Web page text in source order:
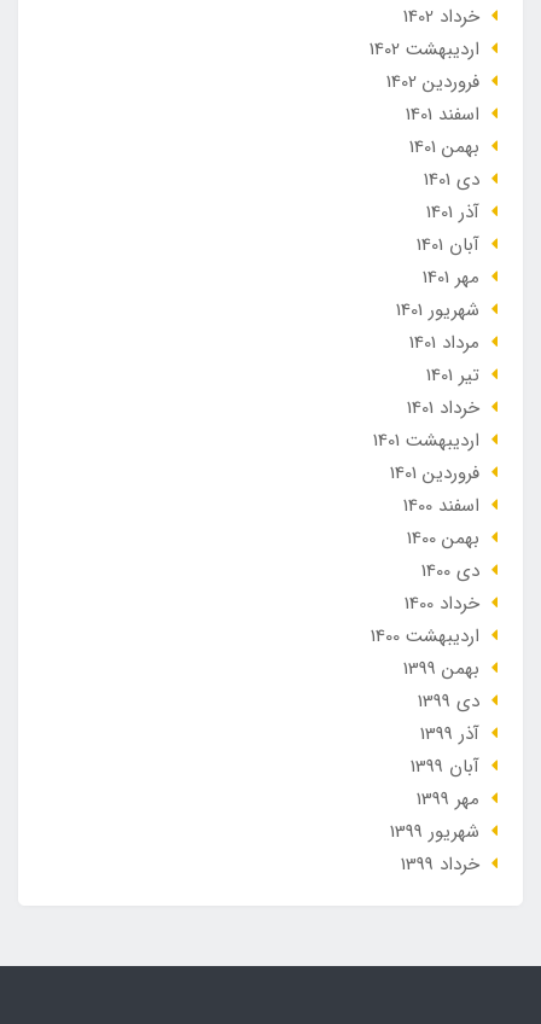
خرداد 1402
ارديبهشت 1402
فروردین 1402
اسفند 1401
بهمن 1401
دی 1401
آذر 1401
آبان 1401
مهر 1401
شهریور 1401
مرداد 1401
تير 1401
خرداد 1401
ارديبهشت 1401
فروردین 1401
اسفند 1400
بهمن 1400
دی 1400
خرداد 1400
ارديبهشت 1400
بهمن 1399
دی 1399
آذر 1399
آبان 1399
مهر 1399
شهریور 1399
خرداد 1399